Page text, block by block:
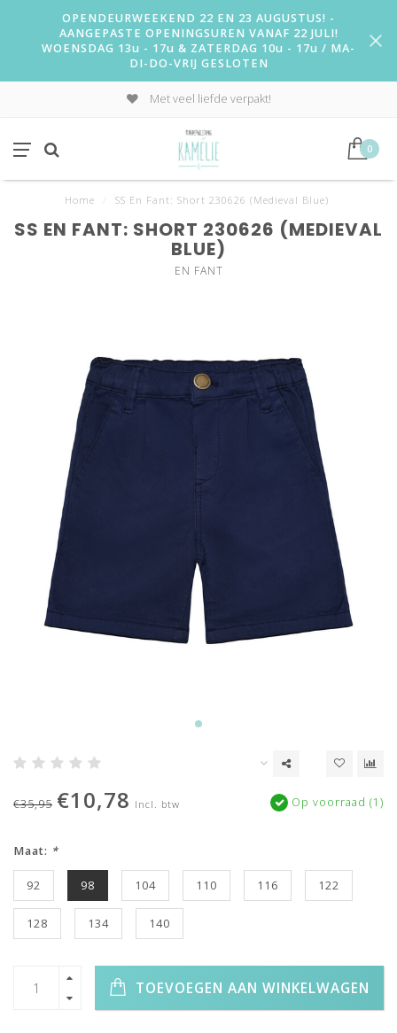
OPENDEURWEEKEND 22 EN 23 AUGUSTUS! -
AANGEPASTE OPENINGSUREN VANAF 22 JULI!
WOENSDAG 13u - 17u & ZATERDAG 10u - 17u / MA-
DI-DO-VRIJ GESLOTEN
Met veel liefde verpakt!
0
Home SS En Fant: Short 230626 (Medieval Blue)
SS EN FANT: SHORT 230626 (MEDIEVAL
BLUE)
EN FANT
€35,95 €10,78 Incl. btw Op voorraad (1)
Maat: *
92 98 104 110 116 122
128 134 140
TOEVOEGEN AAN WINKELWAGEN